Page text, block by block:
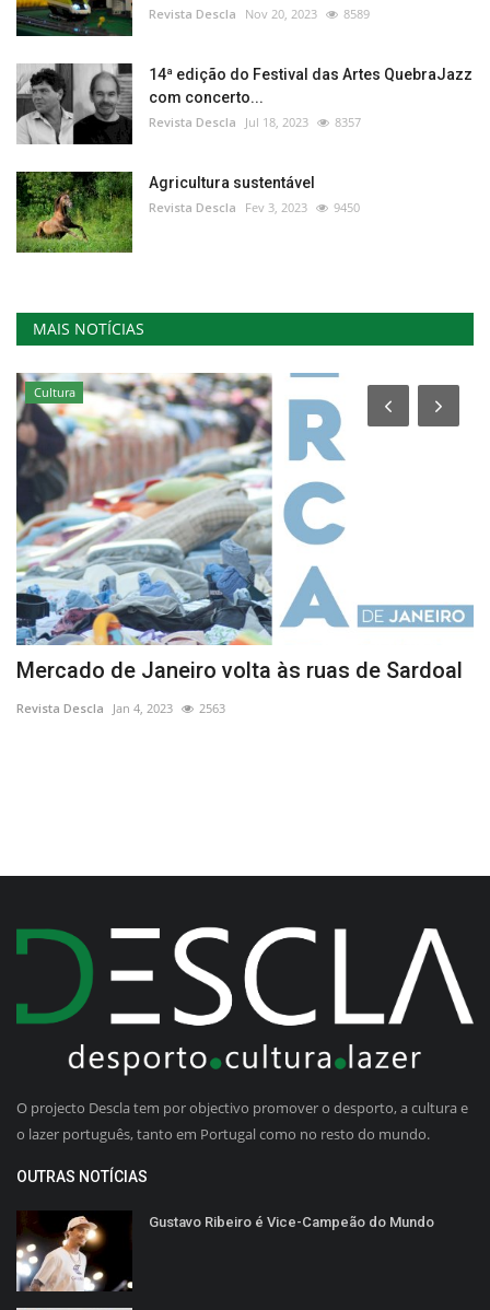
Revista Descla Nov 20, 2023 8589
14ª edição do Festival das Artes QuebraJazz
com concerto...
Revista Descla Jul 18, 2023 8357
Agricultura sustentável
Revista Descla Fev 3, 2023 9450
MAIS NOTÍCIAS
Cultura
Mercado de Janeiro volta às ruas de Sardoal
Revista Descla Jan 4, 2023 2563
O projecto Descla tem por objectivo promover o desporto, a cultura e
o lazer português, tanto em Portugal como no resto do mundo.
OUTRAS NOTÍCIAS
Gustavo Ribeiro é Vice-Campeão do Mundo